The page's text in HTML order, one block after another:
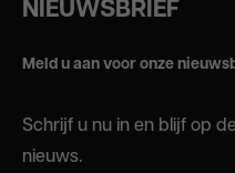
NIEUWSBRIEF
Meld u aan voor onze
Schrijf u nu in en blijf op
nieuws.